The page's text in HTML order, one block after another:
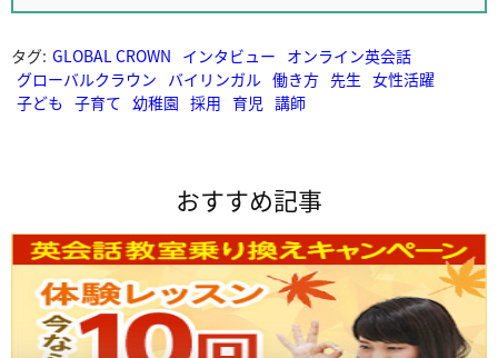
タグ: GLOBAL CROWN インタビュー オンライン英会話
グローバルクラウン バイリンガル 働き方 先生 女性活躍
子ども 子育て 幼稚園 採用 育児 講師
おすすめ記事